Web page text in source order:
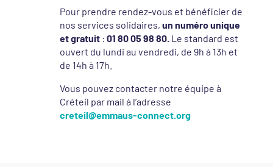
Pour prendre rendez-vous et bénéficier de
nos services solidaires, un numéro unique
et gratuit: 01 80 05 98 80. Le standard est
ouvert du lundi au vendredi, de 9h à 13h et
de 14h à 17h.
Vous pouvez contacter notre équipe à
Créteil par mail à l’adresse
creteil@emmaus-connect.org